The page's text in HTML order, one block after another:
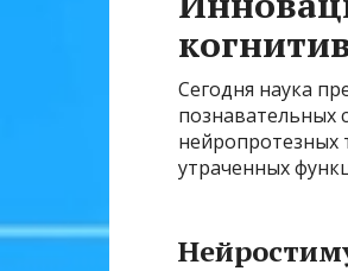
Сегодня наука
познавательных
нейропротезных
утраченных